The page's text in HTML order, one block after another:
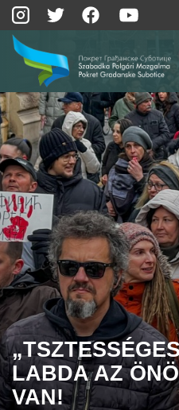
LABDA AZ
VAN!